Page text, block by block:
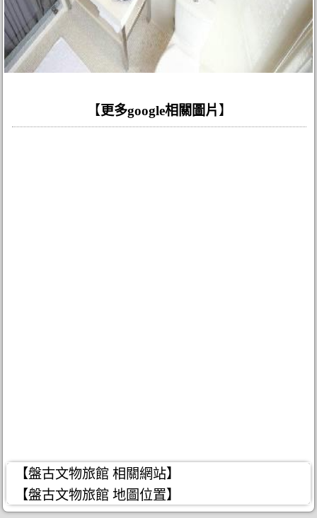
【更多google相關圖片 】
【盤古文物旅館 相關網站】
【盤古文物旅館 地圖位置】